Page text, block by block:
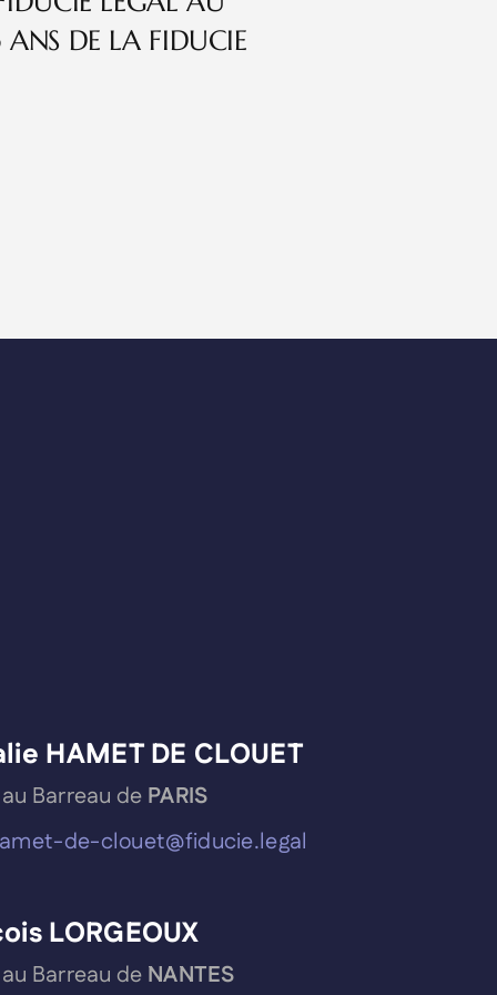
ANS DE LA FIDUCIE
HAMET DE CLOUET
Barreau de PARIS
de-clouet@fiducie.legal
LORGEOUX
Barreau de NANTES